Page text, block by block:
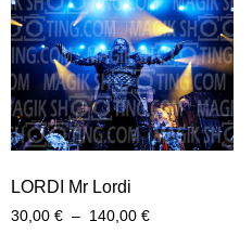
LORDI Mr Lordi
30,00 € – 140,00 €